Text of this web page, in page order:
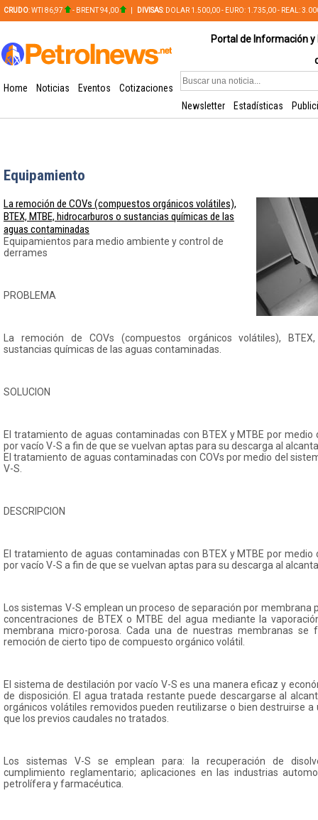
CRUDO: WTI 86,97 - BRENT 94,00 DIVISAS: DOLAR 1.500,00 - EURO: 1.735,00 - REAL:
Portal de Información
Home Noticias Eventos
Cotizaciones
Newsletter
Estadísticas
Equipamiento
La remoción de COVs (compuestos orgánicos volátiles),
BTEX, MTBE, hidrocarburos o sustancias químicas de las
aguas contaminadas
Equipamientos para medio ambiente y control de
derrames
PROBLEMA
La remoción de COVs (compuestos orgánicos volátiles),
sustancias químicas de las aguas contaminadas.
SOLUCION
El tratamiento de aguas contaminadas con BTEX y MTBE por
por vacío V-S a fin de que se vuelvan aptas para su descarga al
El tratamiento de aguas contaminadas con COVs por medio del
V-S.
DESCRIPCION
El tratamiento de aguas contaminadas con BTEX y MTBE por
por vacío V-S a fin de que se vuelvan aptas para su descarga al
Los sistemas V-S emplean un proceso de separación por membrana
concentraciones de BTEX o MTBE del agua mediante la
membrana micro-porosa. Cada una de nuestras membranas se
remoción de cierto tipo de compuesto orgánico volátil.
El sistema de destilación por vacío V-S es una manera eficaz y
de disposición. El agua tratada restante puede descargarse al
orgánicos volátiles removidos pueden reutilizarse o bien destruirse
que los previos caudales no tratados.
Los sistemas V-S se emplean para: la recuperación de
cumplimiento reglamentario; aplicaciones en las industrias
petrolífera y farmacéutica.